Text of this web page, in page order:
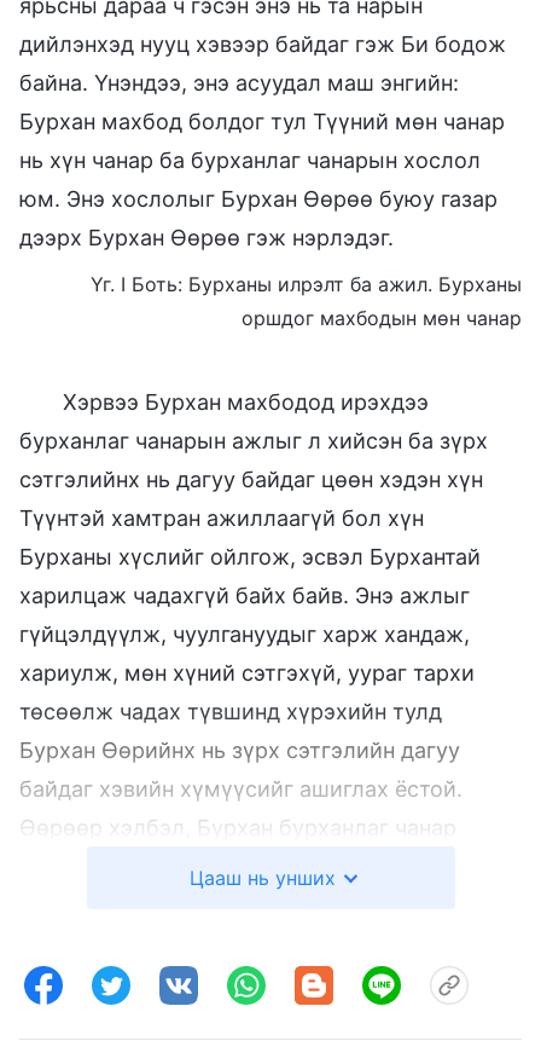
дийлэнхэд нууц хэвээр байдаг гэж Би бодож
байна. Үнэндээ, энэ асуудал маш энгийн:
Бурхан махбод болдог тул Түүний мөн чанар
нь хүн чанар ба бурханлаг чанарын хослол
юм. Энэ хослолыг Бурхан Өөрөө буюу газар
дээрх Бурхан Өөрөө гэж нэрлэдэг.
Үг. I Боть: Бурханы илрэлт ба ажил. Бурханы
оршдог махбодын мөн чанар
Хэрвээ Бурхан махбодод ирэхдээ
бурханлаг чанарын ажлыг л хийсэн ба зүрх
сэтгэлийнх нь дагуу байдаг цөөн хэдэн хүн
Түүнтэй хамтран ажиллаагүй бол хүн
Бурханы хүслийг ойлгож, эсвэл Бурхантай
харилцаж чадахгүй байх байв. Энэ ажлыг
гүйцэлдүүлж, чуулгануудыг харж хандаж,
хариулж, мөн хүний сэтгэхүй, уураг тархи
төсөөлж чадах түвшинд хүрэхийн тулд
Бурхан Өөрийнх нь зүрх сэтгэлийн дагуу
байдаг хэвийн хүмүүсийг ашиглах ёстой.
Өөрөөр хэлбэл, Бурхан бурханлаг чанар
дотор хийж байгаа ажлаа “орчуулахын” тулд
тайлж—бурханлаг хэлийг хүний хэл болгон
Цааш нь унших